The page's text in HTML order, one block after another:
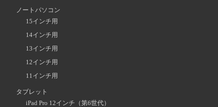
ノートパソコン
15インチ用
14インチ用
13インチ用
12インチ用
11インチ用
タブレット
iPad Pro 12インチ（第6世代）